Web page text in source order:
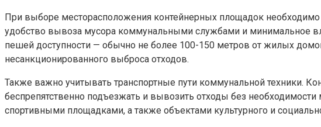
При выборе месторасположения контейнерных площадок
удобство вывоза мусора коммунальными службами и минимальное
пешей доступности — обычно не более 100-150 метров от жилых
несанкционированного выброса отходов.
Также важно учитывать транспортные пути коммунальной техники.
беспрепятственно подъезжать и вывозить отходы без
спортивными площадками, а также объектами культурного и